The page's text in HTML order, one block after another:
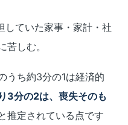
ていた家事・家計・社
しむ。
うち約3分の1は経済的
3分の2は、喪失そのも
推定されている点です